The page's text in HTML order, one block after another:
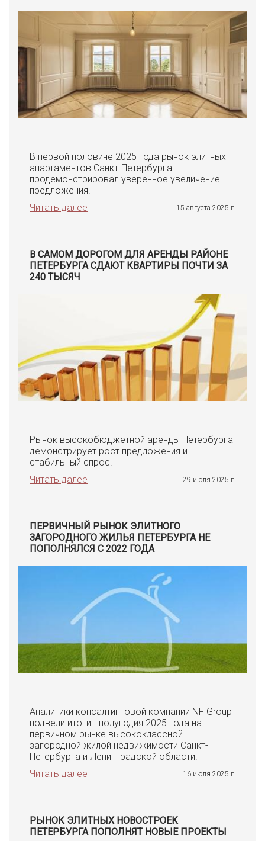
В первой половине 2025 года рынок элитных
апартаментов Санкт-Петербурга
продемонстрировал уверенное увеличение
предложения.
Читать далее
15 августа 2025 г.
В САМОМ ДОРОГОМ ДЛЯ АРЕНДЫ РАЙОНЕ
ПЕТЕРБУРГА СДАЮТ КВАРТИРЫ ПОЧТИ ЗА
240 ТЫСЯЧ
Рынок высокобюджетной аренды Петербурга
демонстрирует рост предложения и
стабильный спрос.
Читать далее
29 июля 2025 г.
ПЕРВИЧНЫЙ РЫНОК ЭЛИТНОГО
ЗАГОРОДНОГО ЖИЛЬЯ ПЕТЕРБУРГА НЕ
ПОПОЛНЯЛСЯ С 2022 ГОДА
Аналитики консалтинговой компании NF Group
подвели итоги I полугодия 2025 года на
первичном рынке высококлассной
загородной жилой недвижимости Санкт-
Петербурга и Ленинградской области.
Читать далее
16 июля 2025 г.
РЫНОК ЭЛИТНЫХ НОВОСТРОЕК
ПЕТЕРБУРГА ПОПОЛНЯТ НОВЫЕ ПРОЕКТЫ